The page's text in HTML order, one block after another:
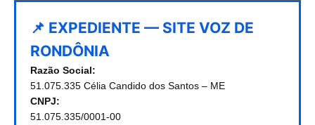
📌 EXPEDIENTE — SITE VOZ DE
RONDÔNIA
Razão Social:
51.075.335 Célia Candido dos Santos – ME
CNPJ:
51.075.335/0001-00